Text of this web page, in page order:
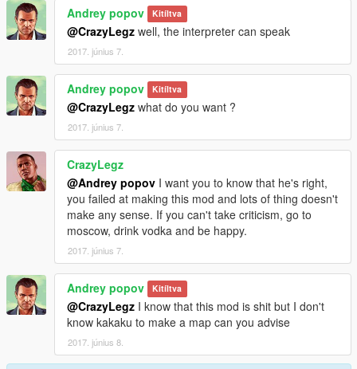
Andrey popov Kitíltva
@CrazyLegz well, the interpreter can speak
2017. június 7.
Andrey popov Kitíltva
@CrazyLegz what do you want ?
2017. június 7.
CrazyLegz
@Andrey popov I want you to know that he's right,
you failed at making this mod and lots of thing doesn't
make any sense. If you can't take criticism, go to
moscow, drink vodka and be happy.
2017. június 7.
Andrey popov Kitíltva
@CrazyLegz I know that this mod is shit but I don't
know kakaku to make a map can you advise
2017. június 8.